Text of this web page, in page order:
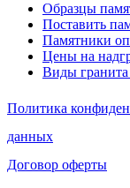
Образцы
Поставить
Памятники
Цены на
Виды
Политика
данных
Договор оферты